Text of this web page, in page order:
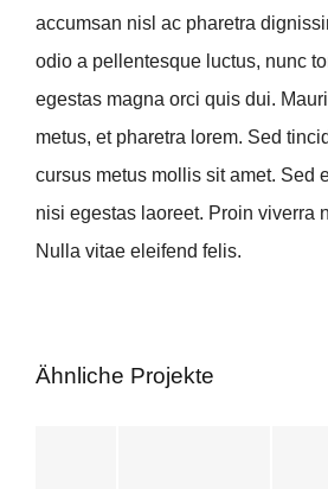
accumsan nisl ac pharetra
odio a pellentesque luctus, nunc
egestas magna orci quis dui.
metus, et pharetra lorem. Sed
cursus metus mollis sit amet. Sed
nisi egestas laoreet. Proin viverra
Nulla vitae eleifend felis.
Ähnliche Projekte